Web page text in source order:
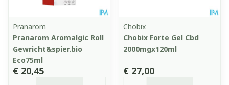
Pranarom
Pranarom Aromalgic Roll
Gewricht&spier.bio
Eco75ml
€ 20,45
Chobix
Chobix Forte Gel Cbd
2000mgx120ml
€ 27,00